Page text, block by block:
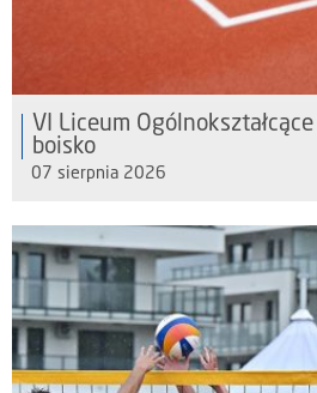
VI Liceum
boisko
07 sierpnia 2026